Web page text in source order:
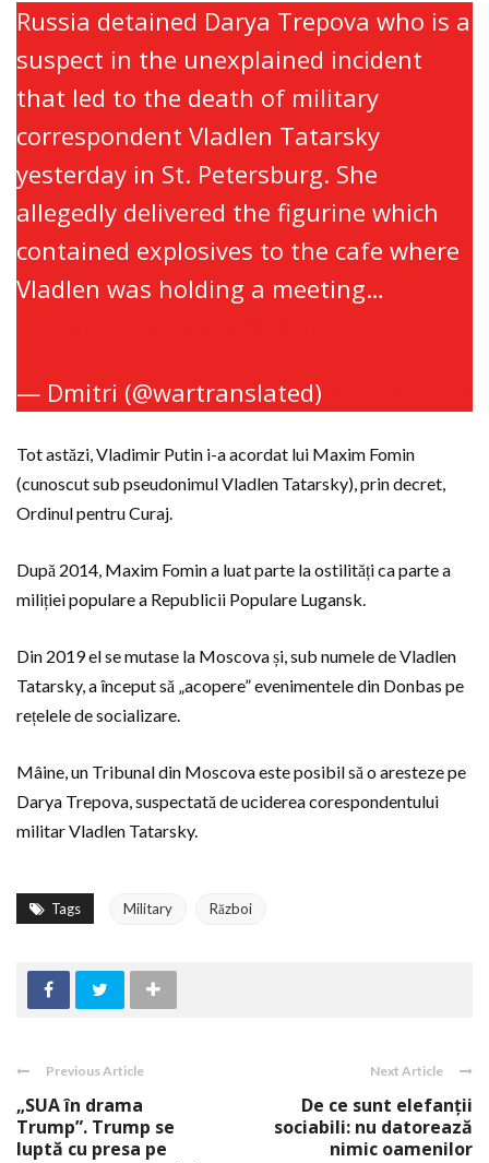
Russia detained Darya Trepova who is a
suspect in the unexplained incident
that led to the death of military
correspondent Vladlen Tatarsky
yesterday in St. Petersburg. She
allegedly delivered the figurine which
contained explosives to the cafe where
Vladlen was holding a meeting…
— Dmitri (@wartranslated)
Tot astăzi, Vladimir Putin i-a acordat lui Maxim Fomin
(cunoscut sub pseudonimul Vladlen Tatarsky), prin decret,
Ordinul pentru Curaj.
După 2014, Maxim Fomin a luat parte la ostilități ca parte a
miliției populare a Republicii Populare Lugansk.
Din 2019 el se mutase la Moscova și, sub numele de Vladlen
Tatarsky, a început să „acopere” evenimentele din Donbas pe
rețelele de socializare.
Mâine, un Tribunal din Moscova este posibil să o aresteze pe
Darya Trepova, suspectată de uciderea corespondentului
militar Vladlen Tatarsky.
Tags Military Război
Previous Article
„SUA în drama
Trump”. Trump se
luptă cu presa pe
Next Article
De ce sunt elefanții
sociabili: nu datorează
nimic oamenilor